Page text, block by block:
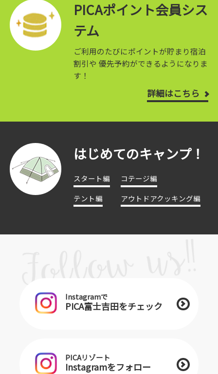
PICAポイント会員シス
テム
ご利用のたびにポイントが貯まり宿泊
割引や 優先予約ができるようになりま
す！
詳細はこちら
はじめてのキャンプ！
スタート編
コテージ編
テント編
アウトドアクッキング編
Instagramで
PICA富士吉田をチェック
PICAリゾート
Instagramをフォロー